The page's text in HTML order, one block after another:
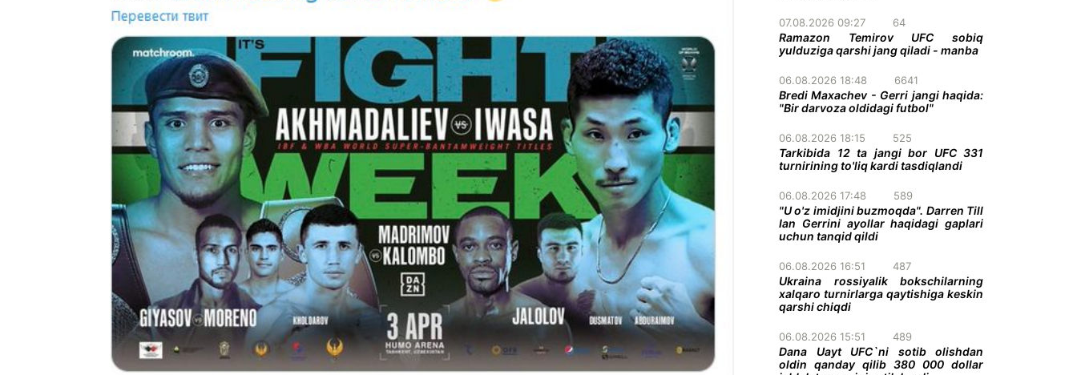
07.08.2026 09:27 64
Ramazon Temirov UFC sobiq
yulduziga qarshi jang qiladi - manba
06.08.2026 18:48 6641
Bredi Maxachev - Gerri jangi haqida:
"Bir darvoza oldidagi futbol"
06.08.2026 18:15 525
Tarkibida 12 ta jangi bor UFC 331
turnirining to'liq kardi tasdiqlandi
06.08.2026 17:48 589
"U o'z imidjini buzmoqda". Darren Till
Ian Gerrini ayollar haqidagi gaplari
uchun tanqid qildi
06.08.2026 16:51 487
Ukraina rossiyalik bokschilarning
xalqaro turnirlarga qaytishiga keskin
qarshi chiqdi
06.08.2026 15:51 489
Dana Uayt UFC`ni sotib olishdan
oldin qanday qilib 380 000 dollar